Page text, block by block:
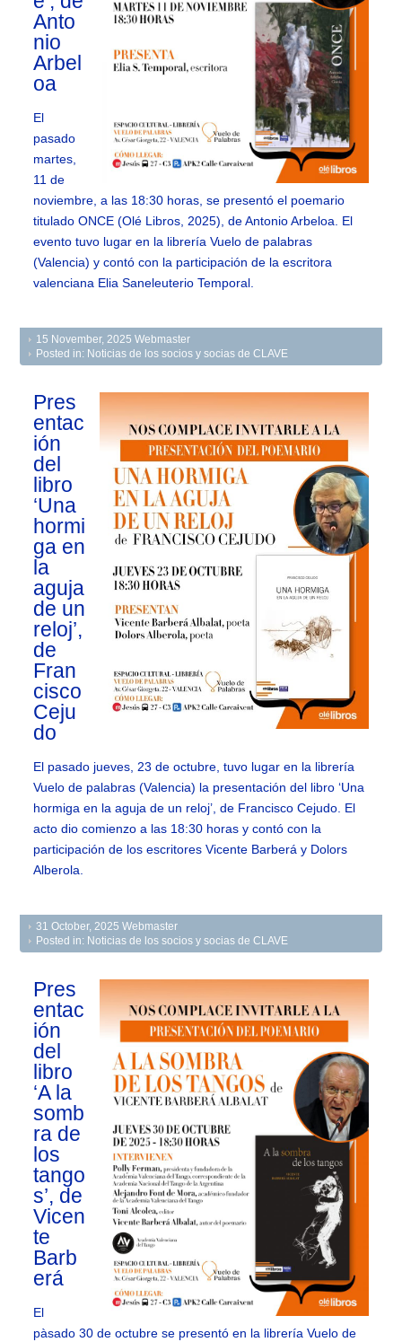
Anto
nio
Arbel
oa
El
pasado
martes,
11 de
noviembre, a las 18:30 horas, se presentó el poemario
titulado ONCE (Olé Libros, 2025), de Antonio Arbeloa. El
evento tuvo lugar en la librería Vuelo de palabras
(Valencia) y contó con la participación de la escritora
valenciana Elia Saneleuterio Temporal.
15 November, 2025 Webmaster
Posted in: Noticias de los socios y socias de CLAVE
Pres
entac
ión
del
libro
‘Una
hormi
ga en
la
aguja
de un
reloj’,
de
Fran
cisco
Ceju
do
El pasado jueves, 23 de octubre, tuvo lugar en la librería
Vuelo de palabras (Valencia) la presentación del libro ‘Una
hormiga en la aguja de un reloj’, de Francisco Cejudo. El
acto dio comienzo a las 18:30 horas y contó con la
participación de los escritores Vicente Barberá y Dolors
Alberola.
31 October, 2025 Webmaster
Posted in: Noticias de los socios y socias de CLAVE
Pres
entac
ión
del
libro
‘A la
somb
ra de
los
tango
s’, de
Vicen
te
Barb
erá
El
pàsado 30 de octubre se presentó en la librería Vuelo de